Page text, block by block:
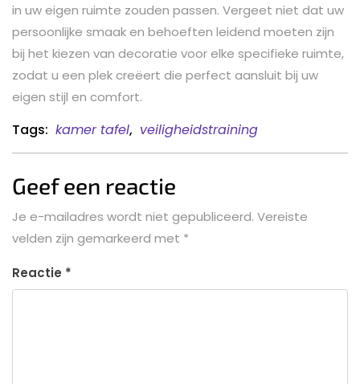
in uw eigen ruimte zouden passen. Vergeet niet dat uw
persoonlijke smaak en behoeften leidend moeten zijn
bij het kiezen van decoratie voor elke specifieke ruimte,
zodat u een plek creëert die perfect aansluit bij uw
eigen stijl en comfort.
Tags: kamer tafel, veiligheidstraining
Geef een reactie
Je e-mailadres wordt niet gepubliceerd. Vereiste
velden zijn gemarkeerd met *
Reactie *